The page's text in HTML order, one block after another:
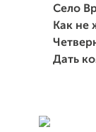
Село
Как не
Дать